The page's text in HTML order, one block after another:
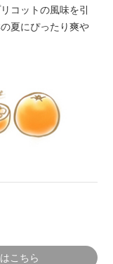
コットの風味を引
夏にぴったり爽や
こちら